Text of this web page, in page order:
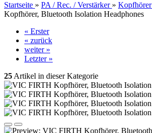
Startseite » PA / Rec. / Verstärker » Kopfhörer
Kopfhörer, Bluetooth Isolation Headphones
« Erster
« zurück
weiter »
Letzter »
25 Artikel in dieser Kategorie